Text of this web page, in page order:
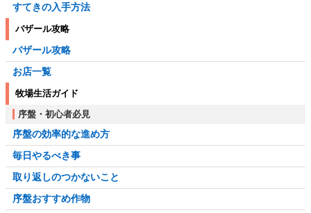
すてきの入手方法
バザール攻略
バザール攻略
お店一覧
牧場生活ガイド
序盤・初心者必見
序盤の効率的な進め方
毎日やるべき事
取り返しのつかないこと
序盤おすすめ作物